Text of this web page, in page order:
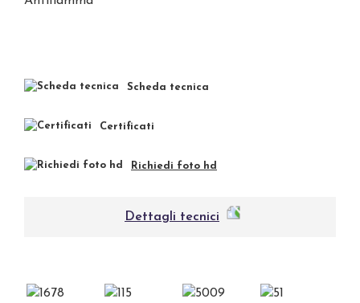
Scheda tecnica
Certificati
Richiedi foto hd
Dettagli tecnici